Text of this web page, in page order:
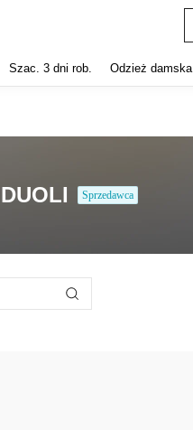
Szac. 3 dni rob. Odzież damska
Sprzedawca